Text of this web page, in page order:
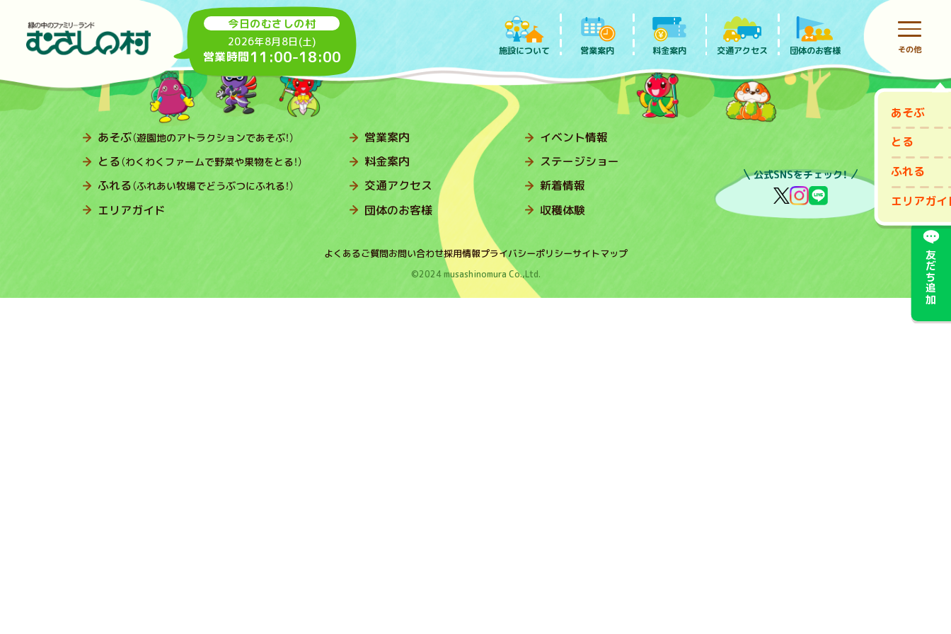
今日のむさしの村
2026年8月8日(土)
営業時間11:00-18:00 施設について
あそぶ
とる
ふれる
エリアガイ
営業案内 料金案内 交通アクセス 団体のお客様 その他
前売りチケット
友だち追加
あそぶ（遊園地のアトラクションであそぶ！）
とる（わくわくファームで野菜や果物をとる！）
ふれる（ふれあい牧場でどうぶつにふれる！）
エリアガイド
営業案内
料金案内
交通アクセス
団体のお客様
イベント情報
ステージショー
新着情報
収穫体験
公式SNSをチェック！
よくあるご質問お問い合わせ採用情報プライバシーポリシーサイトマップ
©2024 musashinomura Co.,Ltd.